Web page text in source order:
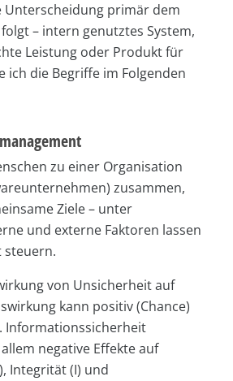
Unterscheidung primär dem
– intern genutztes System,
Leistung oder Produkt für
ich die Begriffe im Folgenden
zu einer Organisation
zusammen,
Ziele – unter
und externe Faktoren lassen
steuern.
von Unsicherheit auf
kann positiv (Chance)
Informationssicherheit
negative Effekte auf
Integrität (I) und